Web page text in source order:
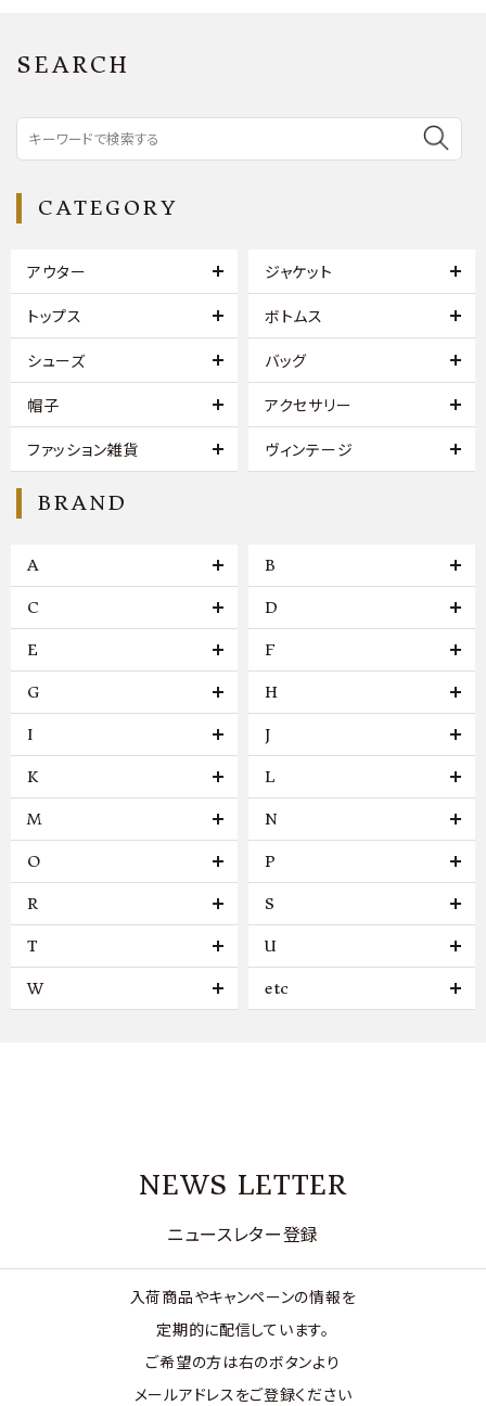
SEARCH
CATEGORY
アウター ジャケット
トップス ボトムス
シューズ バッグ
帽子 アクセサリー
ファッション雑貨 ヴィンテージ
BRAND
A B
C D
E F
G H
I J
K L
M N
O P
R S
T U
W etc
NEWS LETTER
ニュースレター登録
入荷商品やキャンペーンの情報を
定期的に配信しています。
ご希望の方は右のボタンより
メールアドレスをご登録ください